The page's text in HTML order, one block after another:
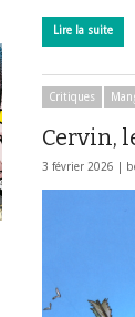
Lire la suite
Critiques
Cervin,
3 février 2026 |